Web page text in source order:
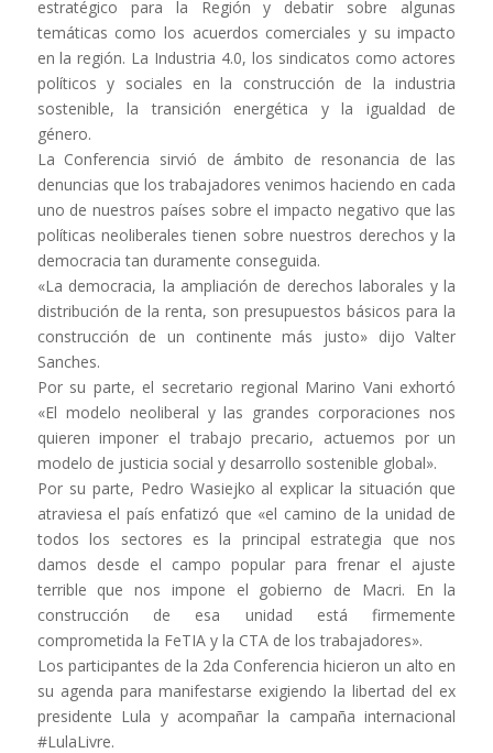
estratégico para la Región y debatir sobre algunas
temáticas como los acuerdos comerciales y su impacto
en la región. La Industria 4.0, los sindicatos como actores
políticos y sociales en la construcción de la industria
sostenible, la transición energética y la igualdad de
género.
La Conferencia sirvió de ámbito de resonancia de las
denuncias que los trabajadores venimos haciendo en cada
uno de nuestros países sobre el impacto negativo que las
políticas neoliberales tienen sobre nuestros derechos y la
democracia tan duramente conseguida.
«La democracia, la ampliación de derechos laborales y la
distribución de la renta, son presupuestos básicos para la
construcción de un continente más justo» dijo Valter
Sanches.
Por su parte, el secretario regional Marino Vani exhortó
«El modelo neoliberal y las grandes corporaciones nos
quieren imponer el trabajo precario, actuemos por un
modelo de justicia social y desarrollo sostenible global».
Por su parte, Pedro Wasiejko al explicar la situación que
atraviesa el país enfatizó que «el camino de la unidad de
todos los sectores es la principal estrategia que nos
damos desde el campo popular para frenar el ajuste
terrible que nos impone el gobierno de Macri. En la
construcción de esa unidad está firmemente
comprometida la FeTIA y la CTA de los trabajadores».
Los participantes de la 2da Conferencia hicieron un alto en
su agenda para manifestarse exigiendo la libertad del ex
presidente Lula y acompañar la campaña internacional
#LulaLivre.